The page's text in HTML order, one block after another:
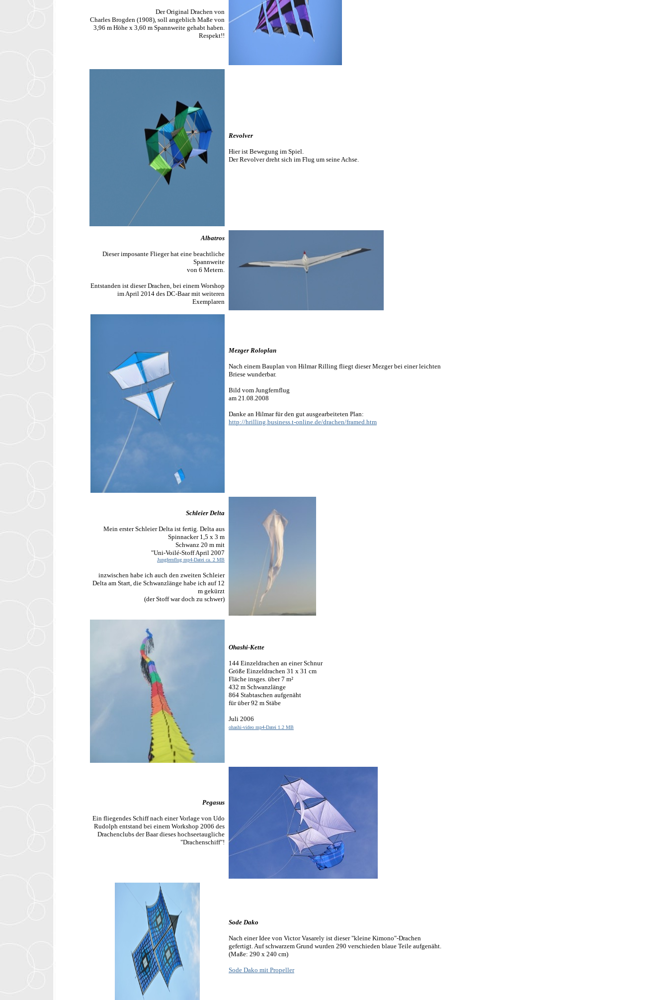
Der Original Drachen von
Charles Brogden (1908), soll angeblich Maße von
3,96 m Höhe x 3,60 m Spannweite gehabt haben.
Respekt!!
Revolver
Hier ist Bewegung im Spiel.
Der Revolver dreht sich im Flug um seine Achse.
Albatros
Dieser imposante Flieger hat eine beachtliche
Spannweite
von 6 Metern.
Entstanden ist dieser Drachen, bei einem Worshop
im April 2014 des DC-Baar mit weiteren
Exemplaren
Mezger Roloplan
Nach einem Bauplan von Hilmar Rilling fliegt dieser Mezger bei einer leichten
Briese wunderbar.
Bild vom Jungfernflug
am 21.08.2008
Danke an Hilmar für den gut ausgearbeiteten Plan:
http://hrilling.business.t-online.de/drachen/framed.htm
Schleier Delta
Mein erster Schleier Delta ist fertig. Delta aus
Spinnacker 1,5 x 3 m
Schwanz 20 m mit
"Uni-Voilé-Stoff April 2007
Jungfernflug mp4-Datei ca. 2 MB
inzwischen habe ich auch den zweiten Schleier
Delta am Start, die Schwanzlänge habe ich auf 12
m gekürzt
(der Stoff war doch zu schwer)
Ohashi-Kette
144 Einzeldrachen an einer Schnur
Größe Einzeldrachen 31 x 31 cm
Fläche insges. über 7 m²
432 m Schwanzlänge
864 Stabtaschen aufgenäht
für über 92 m Stäbe
Juli 2006
ohashi-video mp4-Datei 1.2 MB
Pegasus
Ein fliegendes Schiff nach einer Vorlage von Udo
Rudolph entstand bei einem Workshop 2006 des
Drachenclubs der Baar dieses hochseetaugliche
"Drachenschiff"!
Sode Dako
Nach einer Idee von Victor Vasarely ist dieser "kleine Kimono"-Drachen
gefertigt. Auf schwarzem Grund wurden 290 verschieden blaue Teile aufgenäht.
(Maße: 290 x 240 cm)
Sode Dako mit Propeller